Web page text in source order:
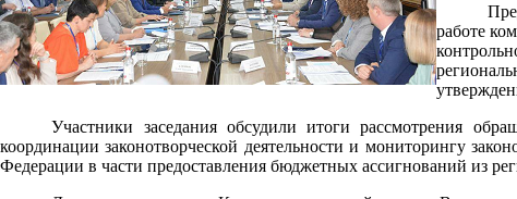
работе
Участники заседания обсудили итоги рассмотрения
координации законотворческой деятельности и мониторингу
Федерации в части предоставления бюджетных ассигнований из